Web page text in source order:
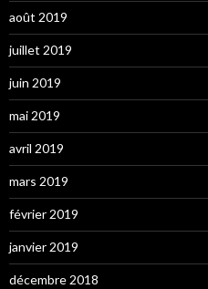
août 2019
juillet 2019
juin 2019
mai 2019
avril 2019
mars 2019
février 2019
janvier 2019
décembre 2018